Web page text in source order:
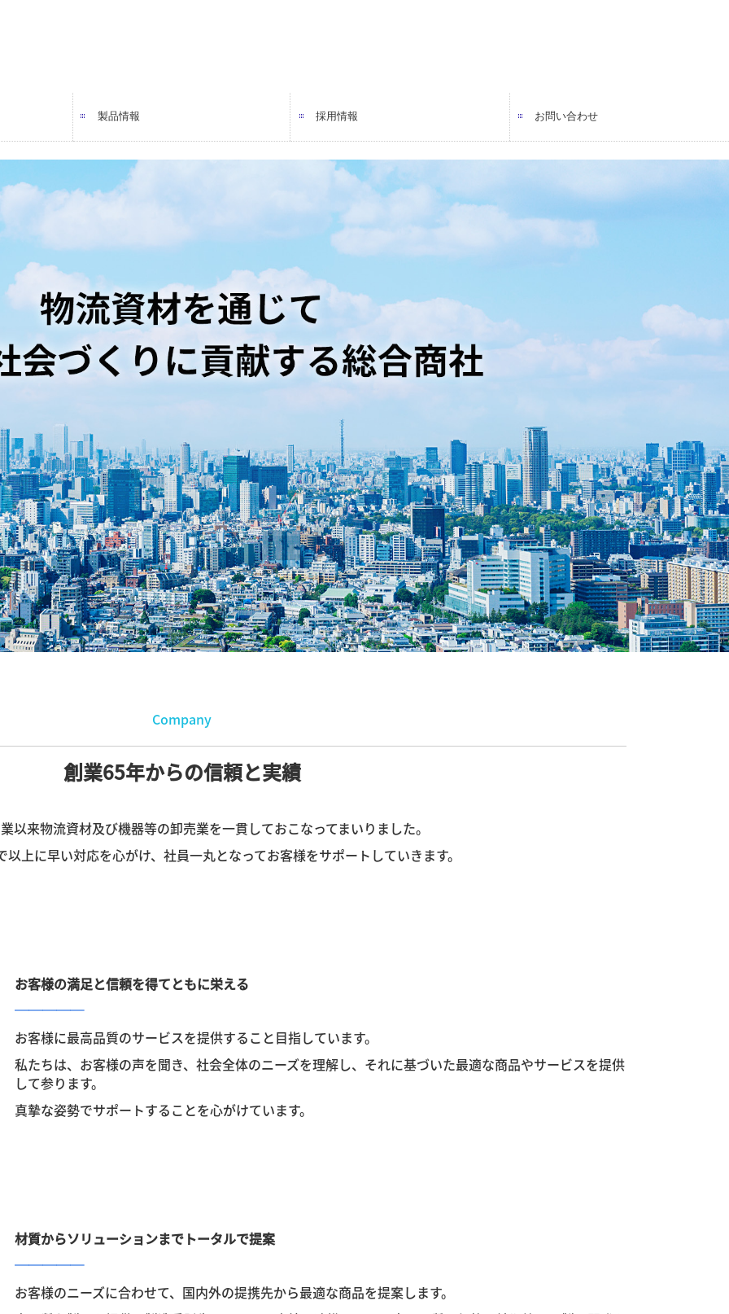
製品情報
パレット
鉄製品
真空トレー
BOX
緩衝材
包装・包装資材
保冷・保温資材・器材
紙資材(封筒等)
ラベル
原料・食品添加物
設備
光学材料加工
建材(内装仕上工事)
採用情報
社員の声（営業）
社員の声（事務）
募集要項（営業）
お問い合わせ
プライバシーポリシー
Company
創業65年からの信頼と実績
以来物流資材及び機器等の卸売業を一貫しておこなってまいりました。
以上に早い対応を心がけ、社員一丸となってお客様をサポートしていきます。
お客様の満足と信頼を得てともに栄える
─────
お客様に最高品質のサービスを提供すること目指しています。
私たちは、お客様の声を聞き、社会全体のニーズを理解し、それに基づいた最適な商品やサービスを提供
して参ります。
真摯な姿勢でサポートすることを心がけています。
材質からソリューションまでトータルで提案
─────
お客様のニーズに合わせて、国内外の提携先から最適な商品を提案します。